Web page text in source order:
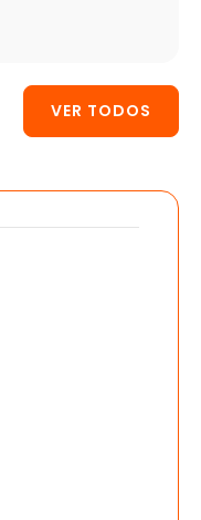
VER TODOS